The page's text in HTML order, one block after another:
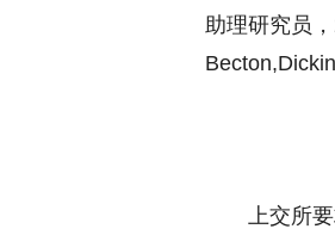
助理研究员
上交所要